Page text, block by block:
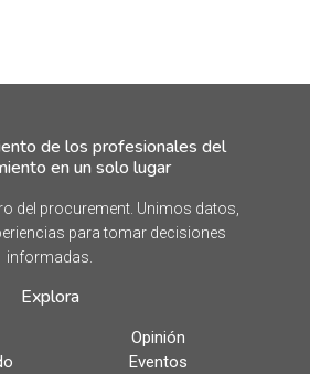
de los profesionales del
en un solo lugar
del procurement. Unimos datos,
para tomar decisiones
informadas.
Explora
Opinión
Eventos